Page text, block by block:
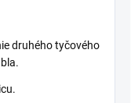
druhého tyčového